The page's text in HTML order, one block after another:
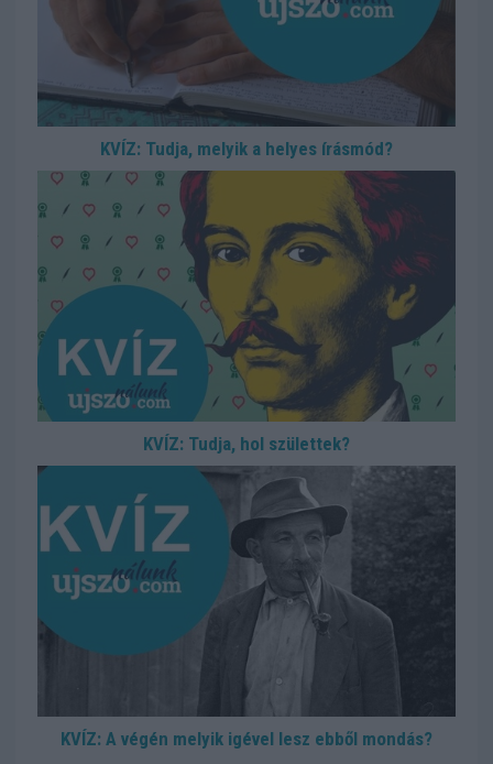
KVÍZ: Tudja, melyik a helyes írásmód?
KVÍZ: Tudja, hol születtek?
KVÍZ: A végén melyik igével lesz ebből mondás?